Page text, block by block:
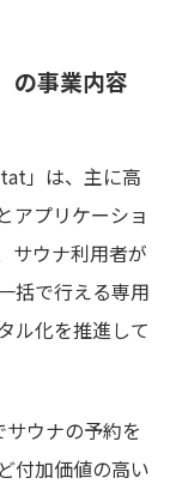
の事業内容
」は、主に高
アプリケーショ
サウナ利用者が
括で行える専用
ル化を推進して
ウナの予約を
付加価値の高い